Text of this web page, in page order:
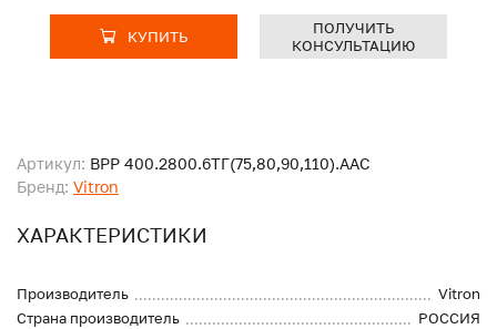
Артикул: ВРР 400.2800.6ТГ(75,80,90,110).ААС
Бренд: Vitron
ХАРАКТЕРИСТИКИ
Производитель
Vitron
Страна производитель
РОССИЯ
КУПИТЬ
ПОЛУЧИТЬ
КОНСУЛЬТАЦИЮ